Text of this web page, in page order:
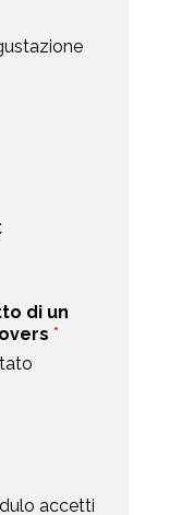
di un
*
accetti